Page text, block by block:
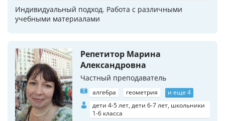
Индивидуальный подход. Работа с различными
учебными материалами
Репетитор Марина
Александровна
Частный преподаватель
алгебра геометрия
и еще 4
дети 4-5 лет, дети 6-7 лет, школьники
1-6 класса